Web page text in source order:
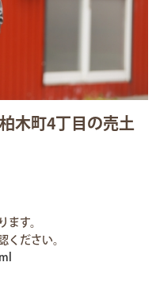
木町4丁目の売土
す。
ださい。